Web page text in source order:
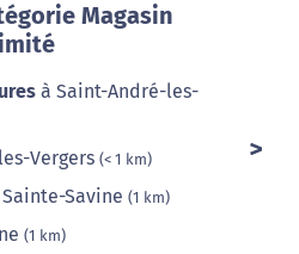
Magasin
à Saint-André-les-
Vergers (< 1 km)
Savine (1 km)
(1 km)